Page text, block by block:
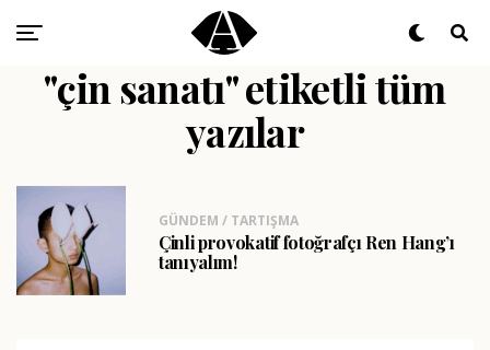
"çin sanatı" etiketli tüm
yazılar
GÜNDEM / TARTIŞMA
Çinli provokatif fotoğrafçı Ren Hang’ı
tanıyalım!